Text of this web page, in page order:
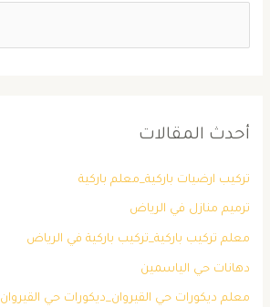
أحدث المقالات
تركيب ارضيات باركية_معلم باركية
ترميم منازل في الرياض
معلم تركيب باركية_تركيب باركية في الرياض
دهانات حي الياسمين
معلم ديكورات حي القيروان_ديكورات حي القيروان